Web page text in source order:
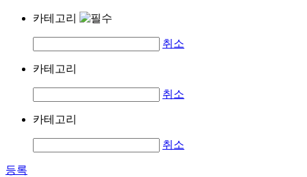
카테고리
취소
카테고리
취소
카테고리
취소
등록